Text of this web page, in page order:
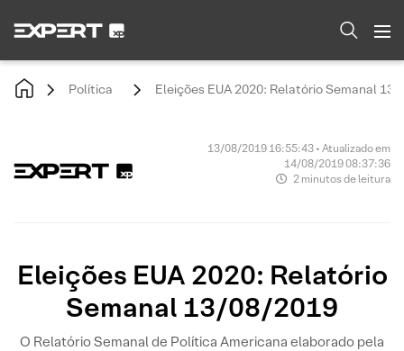
Política Eleições EUA 2020: Relatório Semanal
13/08/2019 16:55:43 • Atualizado em
14/08/2019 08:37:36
2 minutos de leitura
Eleições EUA 2020: Relatório
Semanal 13/08/2019
O Relatório Semanal de Política Americana elaborado pela